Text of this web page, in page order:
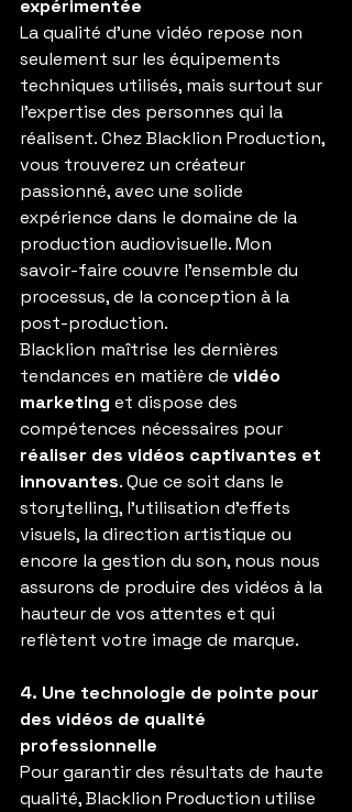
expérimentée
La qualité d'une vidéo repose non
seulement sur les équipements
techniques utilisés, mais surtout sur
l'expertise des personnes qui la
réalisent. Chez Blacklion Production,
vous trouverez un créateur
passionné, avec une solide
expérience dans le domaine de la
production audiovisuelle. Mon
savoir-faire couvre l'ensemble du
processus, de la conception à la
post-production.
Blacklion maîtrise les dernières
tendances en matière de vidéo
marketing et dispose des
compétences nécessaires pour
réaliser des vidéos captivantes et
innovantes. Que ce soit dans le
storytelling, l'utilisation d'effets
visuels, la direction artistique ou
encore la gestion du son, nous nous
assurons de produire des vidéos à la
hauteur de vos attentes et qui
reflètent votre image de marque.
4. Une technologie de pointe pour
des vidéos de qualité
professionnelle
Pour garantir des résultats de haute
qualité, Blacklion Production utilise